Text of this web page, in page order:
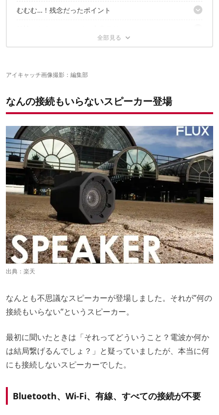
見た目に反してめちゃくちゃ軽い
本当に「置くだけ」で音を拡張してくれる！
スマホ位置を変えると音が変わる
とにかく気楽に使える
お古のスマホがあればさらに便利
むむむ…！残念だったポイント
悪天候の中での使用は厳しい
アイキャッチ画像撮影：編集部
なんの接続もいらないスピーカー登場
出典： 楽天
なんとも不思議なスピーカーが登場しました。それが”何の
接続もいらない”というスピーカー。
最初に聞いたときは「それってどういうこと？電波か何か
は結局繋げるんでしょ？」と疑っていましたが、本当に何
にも接続しないスピーカーでした。
Bluetooth、Wi-Fi、有線、すべての接続が不要